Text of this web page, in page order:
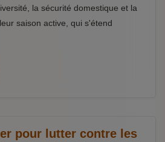
la sécurité domestique et la
saison active, qui s'étend
pour lutter contre les